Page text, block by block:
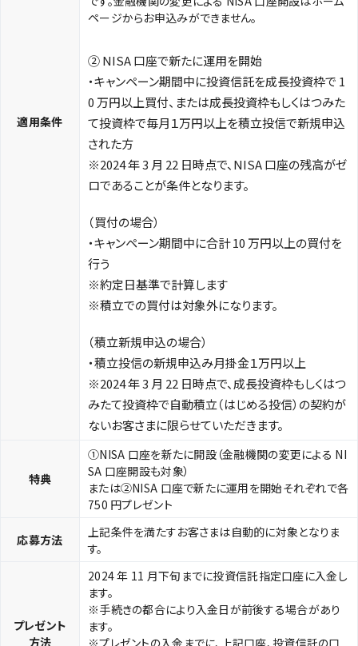
適用条件
ページからお申込みができません。
② NISA 口座で新たに運用を開始
・キャンペーン期間中に投資信託を成長投資枠で 1
0 万円以上買付、または成長投資枠もしくはつみた
て投資枠で毎月１万円以上を積立投信で新規申込
された方
※2024 年 3 月 22 日時点で、NISA 口座の残高がゼ
ロであることが条件となります。
（買付の場合）
・キャンペーン期間中に合計 10 万円以上の買付を
行う
※約定日基準で計算します
※積立での買付は対象外になります。
（積立新規申込の場合）
・積立投信の新規申込み月掛金１万円以上
※2024 年 3 月 22 日時点で、成長投資枠もしくはつ
みたて投資枠で自動積立（はじめる投信）の契約が
ないお客さまに限らせていただきます。
特典
①NISA 口座を新たに開設（金融機関の変更による NI
SA 口座開設も対象）
または②NISA 口座で新たに運用を開始それぞれで各
750 円プレゼント
応募方法
上記条件を満たすお客さまは自動的に対象となりま
す。
プレゼント
方法
2024 年 11 月下旬までに投資信託指定口座に入金し
ます。
※手続きの都合により入金日が前後する場合があり
ます。
※プレゼントの入金までに、上記口座、投資信託の口